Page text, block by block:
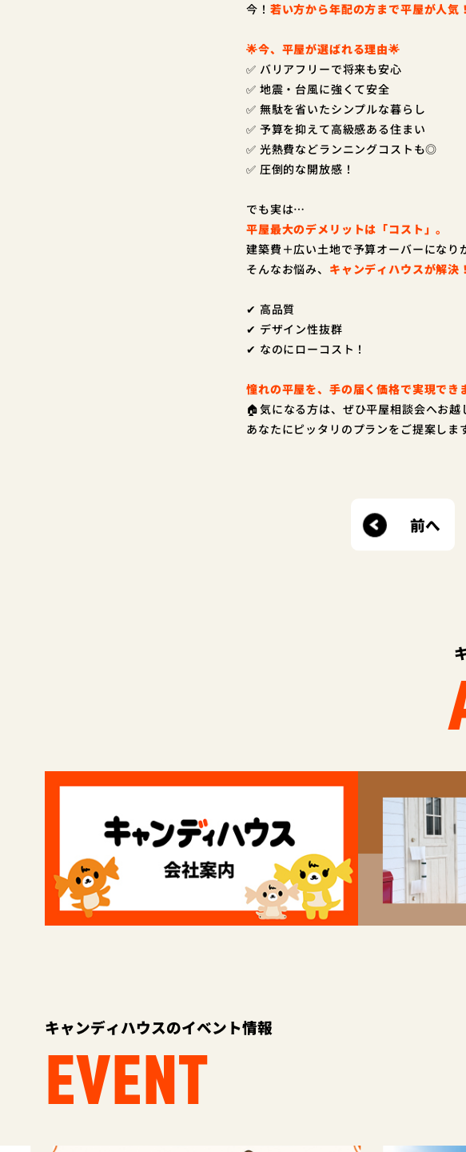
今！ 若い方から年配の方まで平屋が人気
🌟今、平屋が選ばれる理由🌟
✅ バリアフリーで将来も安心
✅ 地震・台風に強くて安全
✅ 無駄を省いたシンプルな暮らし
✅ 予算を抑えて高級感ある住まい
✅ 光熱費などランニングコストも◎
✅ 圧倒的な開放感！
でも実は…
平屋最大のデメリットは「コスト」。
建築費＋広い土地で予算オーバーになり
そんなお悩み、 キャンディハウスが解決！
✔ 高品質
✔ デザイン性抜群
✔ なのにローコスト！
憧れの平屋を、手の届く価格で実現でき
🏠気になる方は、ぜひ平屋相談会へお越
あなたにピッタリのプランをご提案しま
前へ
キャンディハウスのイベント情報
EVENT